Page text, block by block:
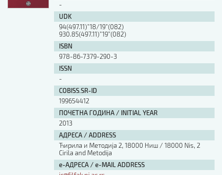
-
UDK
94(497.11)”18/19”(082)
930.85(497.11)”19”(082)
ISBN
978-86-7379-290-3
ISSN
-
COBISS.SR-ID
199654412
ПОЧЕТНА ГОДИНА / INITIAL YEAR
2013
АДРЕСА / ADDRESS
Ћирила и Методија 2, 18000 Ниш / 18000 Nis, 2
Cirila and Metodija
е-АДРЕСА / e-MAIL ADDRESS